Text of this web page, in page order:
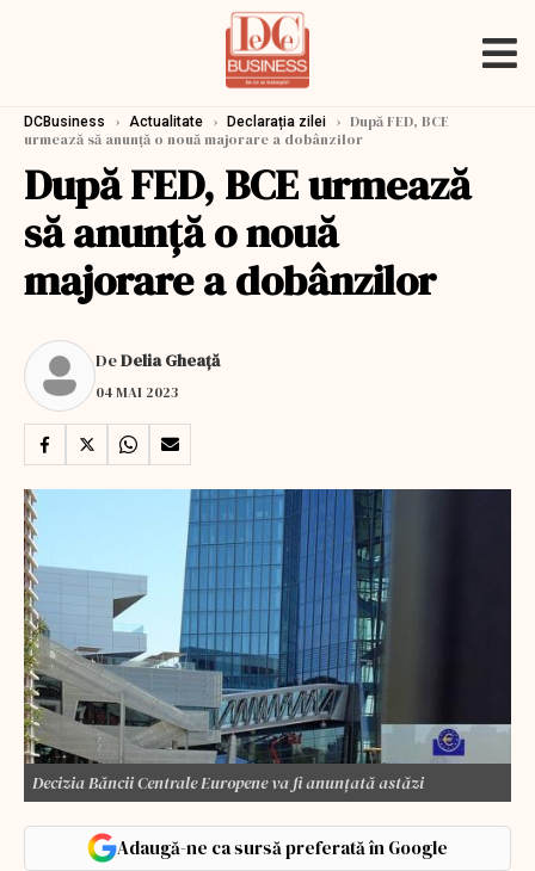
DCBusiness › Actualitate › Declarația zilei › După FED, BCE
urmează să anunță o nouă majorare a dobânzilor
După FED, BCE urmează
să anunță o nouă
majorare a dobânzilor
DeDelia Gheață
04 MAI 2023
Decizia Băncii Centrale Europene va fi anunțată astăzi
Adaugă-ne ca sursă preferată în Google